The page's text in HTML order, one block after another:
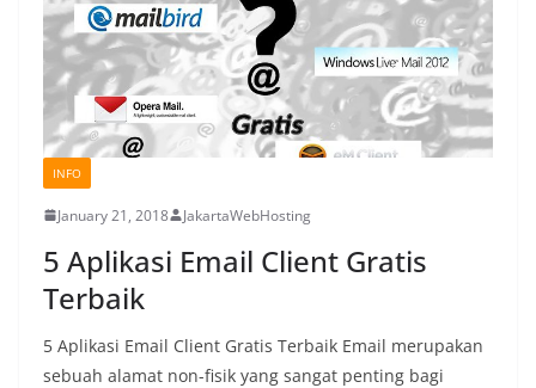
INFO
January 21, 2018 JakartaWebHosting
5 Aplikasi Email Client Gratis
Terbaik
5 Aplikasi Email Client Gratis Terbaik Email merupakan
sebuah alamat non-fisik yang sangat penting bagi